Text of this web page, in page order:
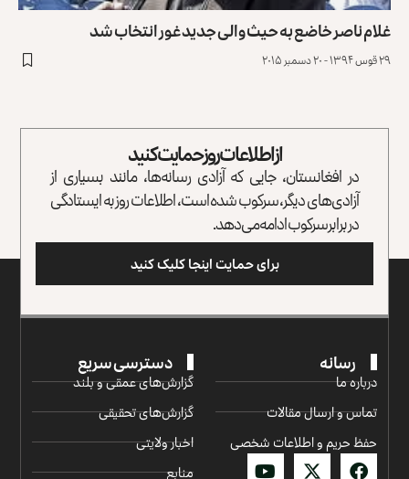
غلام ناصر خاضع به حیث والی جدید غور انتخاب شد
۲۹ قوس ۱۳۹۴ - ۲۰ دسمبر ۲۰۱۵
از اطلاعات روز حمایت کنید
در افغانستان، جایی که آزادی رسانه‌ها، مانند بسیاری از
آزادی‌های دیگر، سرکوب شده است، اطلاعات روز به ایستادگی
در برابر سرکوب ادامه می‌دهد.
برای حمایت اینجا کلیک کنید
رسانه
درباره ما
تماس و ارسال مقالات
حفظ حریم و اطلاعات شخصی
دسترسی سریع
گزارش‌‌های عمقی و بلند
گزارش‌های تحقیقی
اخبار ولایتی
منابع